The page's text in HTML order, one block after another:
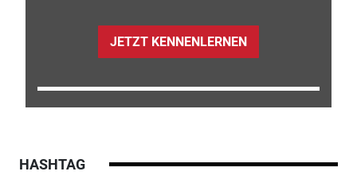
JETZT KENNENLERNEN
HASHTAG